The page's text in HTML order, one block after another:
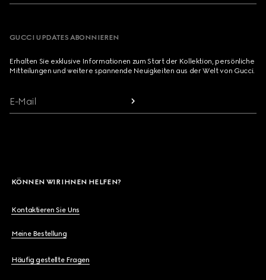
GUCCI UPDATES ABONNIEREN
Erhalten Sie exklusive Informationen zum Start der Kollektion, persönliche
Mitteilungen und weitere spannende Neuigkeiten aus der Welt von Gucci.
E-Mail
KÖNNEN WIR IHNEN HELFEN?
Kontaktieren Sie Uns
Meine Bestellung
Häufig gestellte Fragen